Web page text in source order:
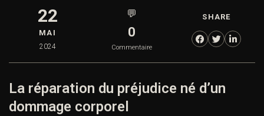
22
MAI
2024
💬
0
Commentaire
SHARE
La réparation du préjudice né d’un
dommage corporel